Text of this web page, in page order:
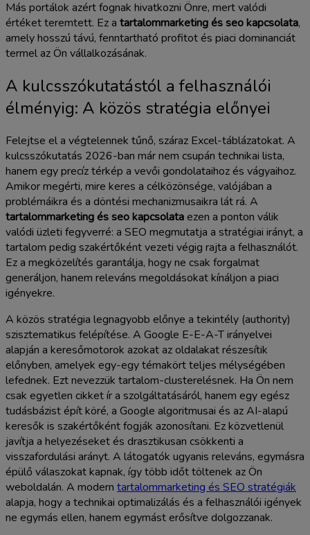
Más portálok azért fognak hivatkozni Önre, mert valódi
értéket teremtett. Ez a tartalommarketing és seo kapcsolata,
amely hosszú távú, fenntartható profitot és piaci dominanciát
termel az Ön vállalkozásának.
A kulcsszókutatástól a felhasználói
élményig: A közös stratégia előnyei
Felejtse el a végtelennek tűnő, száraz Excel-táblázatokat. A
kulcsszókutatás 2026-ban már nem csupán technikai lista,
hanem egy precíz térkép a vevői gondolataihoz és vágyaihoz.
Amikor megérti, mire keres a célközönsége, valójában a
problémáikra és a döntési mechanizmusaikra lát rá. A
tartalommarketing és seo kapcsolataezen a ponton válik
valódi üzleti fegyverré: a SEO megmutatja a stratégiai irányt, a
tartalom pedig szakértőként vezeti végig rajta a felhasználót.
Ez a megközelítés garantálja, hogy ne csak forgalmat
generáljon, hanem releváns megoldásokat kínáljon a piaci
igényekre.
A közös stratégia legnagyobb előnye a tekintély (authority)
szisztematikus felépítése. A Google E-E-A-T irányelvei
alapján a keresőmotorok azokat az oldalakat részesítik
előnyben, amelyek egy-egy témakört teljes mélységében
lefednek. Ezt nevezzük tartalom-clusterelésnek. Ha Ön nem
csak egyetlen cikket ír a szolgáltatásáról, hanem egy egész
tudásbázist épít köré, a Google algoritmusai és az AI-alapú
keresők is szakértőként fogják azonosítani. Ez közvetlenül
javítja a helyezéseket és drasztikusan csökkenti a
visszafordulási arányt. A látogatók ugyanis releváns, egymásra
épülő válaszokat kapnak, így több időt töltenek az Ön
weboldalán. A modern tartalommarketing és SEO stratégiák
alapja, hogy a technikai optimalizálás és a felhasználói igények
ne egymás ellen, hanem egymást erősítve dolgozzanak.